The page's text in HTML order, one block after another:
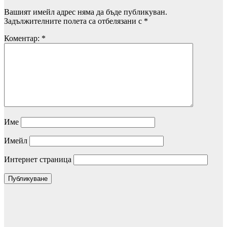
Вашият имейл адрес няма да бъде публикуван.
Задължителните полета са отбелязани с *
Коментар: *
Име
Имейл
Интернет страница